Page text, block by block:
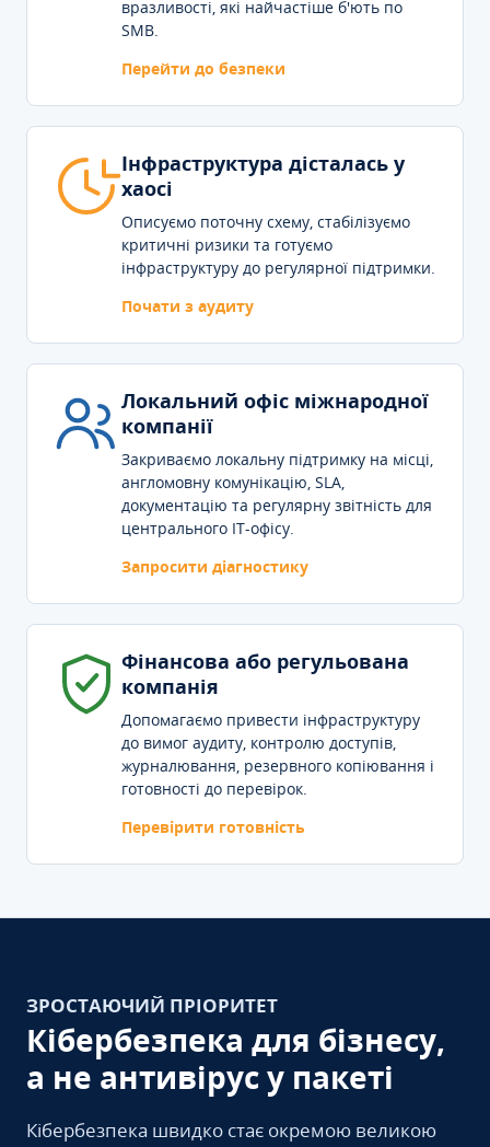
вразливості, які найчастіше б'ють по
SMB.
Перейти до безпеки
Інфраструктура дісталась у
хаосі
Описуємо поточну схему, стабілізуємо
критичні ризики та готуємо
інфраструктуру до регулярної підтримки.
Почати з аудиту
Локальний офіс міжнародної
компанії
Закриваємо локальну підтримку на місці,
англомовну комунікацію, SLA,
документацію та регулярну звітність для
центрального IT-офісу.
Запросити діагностику
Фінансова або регульована
компанія
Допомагаємо привести інфраструктуру
до вимог аудиту, контролю доступів,
журналювання, резервного копіювання і
готовності до перевірок.
Перевірити готовність
ЗРОСТАЮЧИЙ ПРІОРИТЕТ
Кібербезпека для бізнесу,
а не антивірус у пакеті
Кібербезпека швидко стає окремою великою